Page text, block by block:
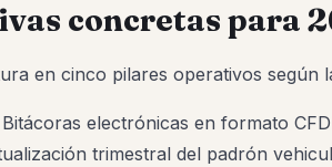
concretas para
en cinco pilares operativos según
Bitácoras electrónicas en formato
trimestral del padrón